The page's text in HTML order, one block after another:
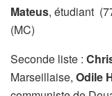
Mateus, étudiant
(MC)
Seconde liste :
Marseillaise, Odile